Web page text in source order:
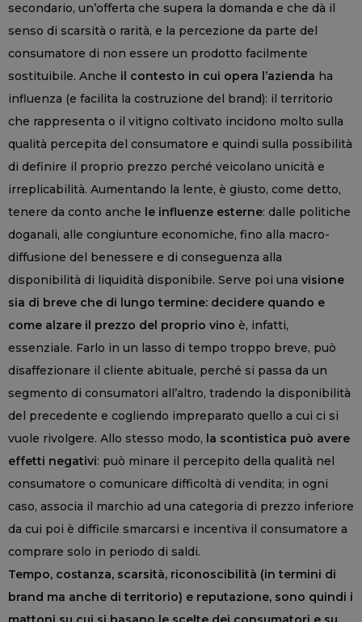
secondario, un’offerta che supera la domanda e che dà il
senso di scarsità o rarità, e la percezione da parte del
consumatore di non essere un prodotto facilmente
sostituibile. Anche il contesto in cui opera l’azienda ha
influenza (e facilita la costruzione del brand): il territorio
che rappresenta o il vitigno coltivato incidono molto sulla
qualità percepita del consumatore e quindi sulla possibilità
di definire il proprio prezzo perché veicolano unicità e
irreplicabilità. Aumentando la lente, è giusto, come detto,
tenere da conto anche le influenze esterne: dalle politiche
doganali, alle congiunture economiche, fino alla macro-
diffusione del benessere e di conseguenza alla
disponibilità di liquidità disponibile. Serve poi una visione
sia di breve che di lungo termine: decidere quando e
come alzare il prezzo del proprio vino è, infatti,
essenziale. Farlo in un lasso di tempo troppo breve, può
disaffezionare il cliente abituale, perché si passa da un
segmento di consumatori all’altro, tradendo la disponibilità
del precedente e cogliendo impreparato quello a cui ci si
vuole rivolgere. Allo stesso modo, la scontistica può avere
effetti negativi: può minare il percepito della qualità nel
consumatore o comunicare difficoltà di vendita; in ogni
caso, associa il marchio ad una categoria di prezzo inferiore
da cui poi è difficile smarcarsi e incentiva il consumatore a
comprare solo in periodo di saldi.
Tempo, costanza, scarsità, riconoscibilità (in termini di
brand ma anche di territorio) e reputazione, sono quindi i